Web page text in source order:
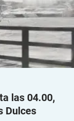
las 04.00,
Dulces